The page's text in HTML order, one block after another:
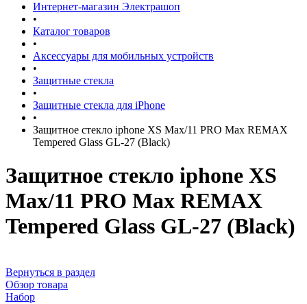
Интернет-магазин Электрашоп
•
Каталог товаров
•
Аксессуары для мобильных устройств
•
Защитные стекла
•
Защитные стекла для iPhone
•
Защитное стекло iphone XS Max/11 PRO Max REMAX
Tempered Glass GL-27 (Black)
Защитное стекло iphone XS
Max/11 PRO Max REMAX
Tempered Glass GL-27 (Black)
Вернуться в раздел
Обзор товара
Набор